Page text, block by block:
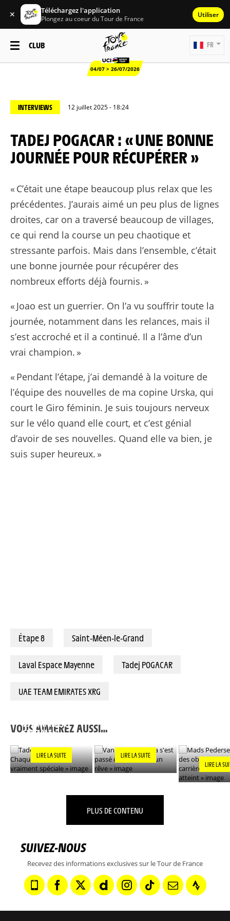
✕ Téléchargez l'application
Plongez au coeur du Tour de France Utiliser
CLUB
04/07 > 26/07/2026
FR
INTERVIEWS 12 juillet 2025 - 18:24
TADEJ POGACAR : « UNE BONNE
JOURNÉE POUR RÉCUPÉRER »
« C’était une étape beaucoup plus relax que les
précédentes. J’aurais aimé un peu plus de lignes
droites, car on a traversé beaucoup de villages,
ce qui rend la course un peu chaotique et
stressante parfois. Mais dans l’ensemble, c’était
une bonne journée pour récupérer des
nombreux efforts déjà fournis. »
« Joao est un guerrier. On l’a vu souffrir toute la
journée, notamment dans les relances, mais il
s’est accroché et il a continué. Il a l’âme d’un
vrai champion. »
« Pendant l’étape, j’ai demandé à la voiture de
l’équipe des nouvelles de ma copine Urska, qui
court le Giro féminin. Je suis toujours nerveux
sur le vélo quand elle court, et c’est génial
d’avoir de ses nouvelles. Quand elle va bien, je
suis super heureux. »
Étape 8 Saint-Méen-le-Grand
Laval Espace Mayenne Tadej POGACAR
UAE TEAM EMIRATES XRG
VOUS AIMEREZ AUSSI…
EST VRAIMENT
SPÉCIALE »
LIRE LA SUITE LIRE LA SUITE
LIRE LA
PLUS DE CONTENU
SUIVEZ-NOUS
Recevez des informations exclusives sur le Tour de France